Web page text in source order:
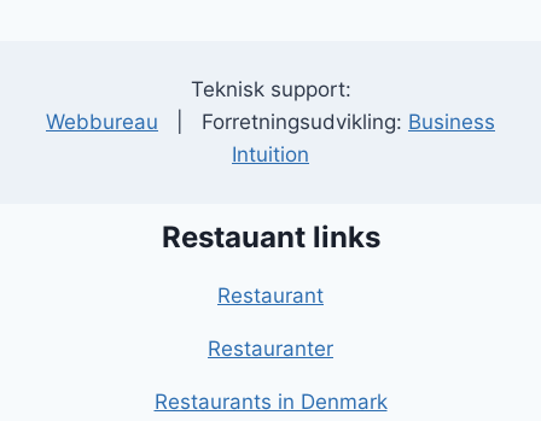
Teknisk support:
Webbureau | Forretningsudvikling: Business
Intuition
Restauant links
Restaurant
Restauranter
Restaurants in Denmark